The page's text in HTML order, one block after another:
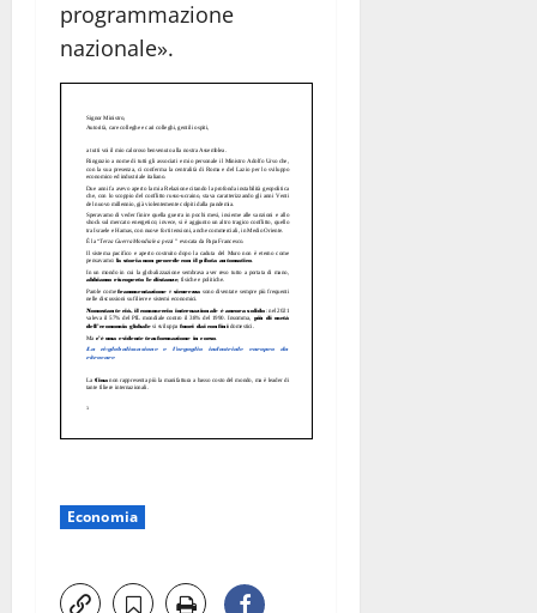
programmazione
nazionale».
Economia